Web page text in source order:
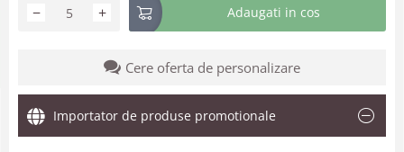
+
− Adaugati in cos
Cere oferta de personalizare
Importator de produse promotionale